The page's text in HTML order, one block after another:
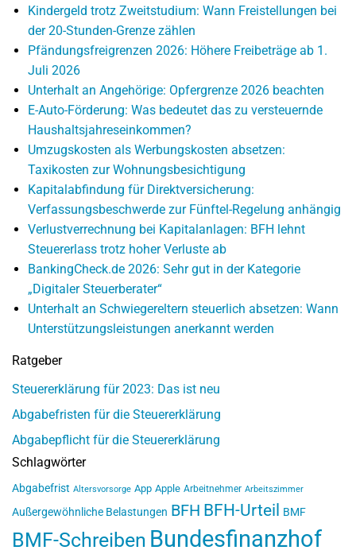
Kindergeld trotz Zweitstudium: Wann Freistellungen bei
der 20-Stunden-Grenze zählen
Pfändungsfreigrenzen 2026: Höhere Freibeträge ab 1.
Juli 2026
Unterhalt an Angehörige: Opfergrenze 2026 beachten
E-Auto-Förderung: Was bedeutet das zu versteuernde
Haushaltsjahreseinkommen?
Umzugskosten als Werbungskosten absetzen:
Taxikosten zur Wohnungsbesichtigung
Kapitalabfindung für Direktversicherung:
Verfassungsbeschwerde zur Fünftel-Regelung anhängig
Verlustverrechnung bei Kapitalanlagen: BFH lehnt
Steuererlass trotz hoher Verluste ab
BankingCheck.de 2026: Sehr gut in der Kategorie
„Digitaler Steuerberater“
Unterhalt an Schwiegereltern steuerlich absetzen: Wann
Unterstützungsleistungen anerkannt werden
Ratgeber
Steuererklärung für 2023: Das ist neu
Abgabefristen für die Steuererklärung
Abgabepflicht für die Steuererklärung
Schlagwörter
Abgabefrist Altersvorsorge App Apple Arbeitnehmer Arbeitszimmer
Außergewöhnliche Belastungen BFH BFH-Urteil BMF
BMF-Schreiben Bundesfinanzhof